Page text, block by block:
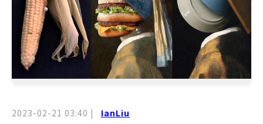
2023-02-21 03:40 | IanLiu